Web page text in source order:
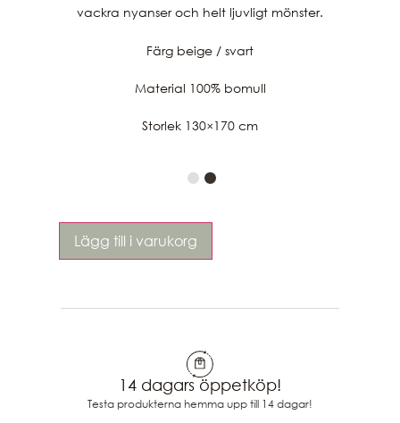
vackra nyanser och helt ljuvligt mönster.
Färg beige / svart
Material 100% bomull
Storlek 130×170 cm
Lägg till i varukorg
14 dagars öppetköp!
Testa produkterna hemma upp till 14 dagar!